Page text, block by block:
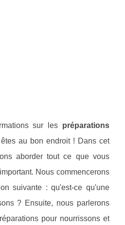
sur les préparations
au bon endroit ! Dans cet
aborder tout ce que vous
Nous commencerons
suivante : qu'est-ce qu'une
? Ensuite, nous parlerons
pour nourrissons et